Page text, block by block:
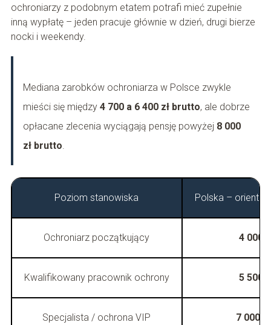
ochroniarzy z podobnym etatem potrafi mieć zupełnie
inną wypłatę – jeden pracuje głównie w dzień, drugi bierze
nocki i weekendy.
Mediana zarobków ochroniarza w Polsce zwykle
mieści się między 4 700 a 6 400 zł brutto, ale dobrze
opłacane zlecenia wyciągają pensję powyżej 8 000
zł brutto.
Poziom stanowiska Polska –
Ochroniarz początkujący 4
Kwalifikowany pracownik ochrony 5
Specjalista / ochrona VIP 7